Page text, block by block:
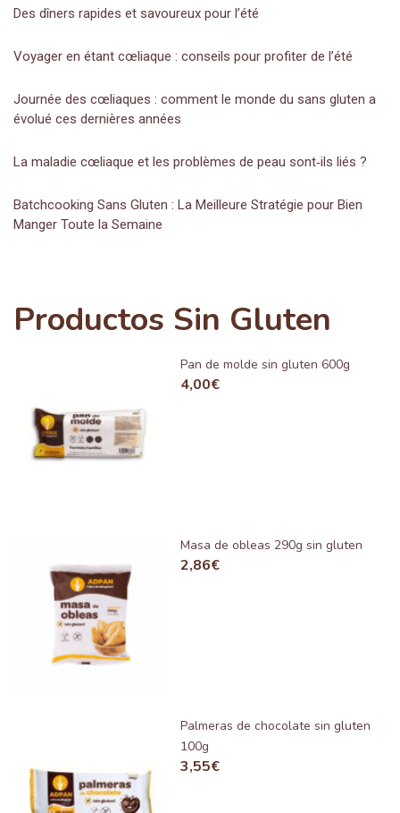
Des dîners rapides et savoureux pour l’été
Voyager en étant cœliaque : conseils pour profiter de l’été
Journée des cœliaques : comment le monde du sans gluten a
évolué ces dernières années
La maladie cœliaque et les problèmes de peau sont‑ils liés ?
Batchcooking Sans Gluten : La Meilleure Stratégie pour Bien
Manger Toute la Semaine
Productos Sin Gluten
Pan de molde sin gluten 600g
4,00€
Masa de obleas 290g sin gluten
2,86€
Palmeras de chocolate sin gluten
100g
3,55€